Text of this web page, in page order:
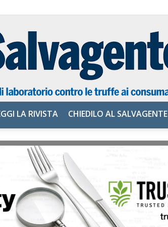
Salvagente
LA RIVISTA CHIEDILO AL SALVAGENTE